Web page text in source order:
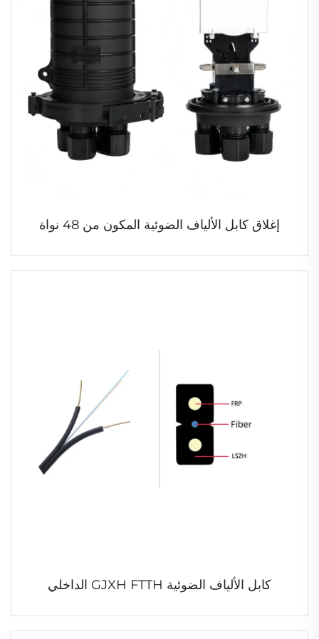
إغلاق كابل الألياف الضوئية المكون من 48 نواة
كابل الألياف الضوئية GJXH FTTH الداخلي